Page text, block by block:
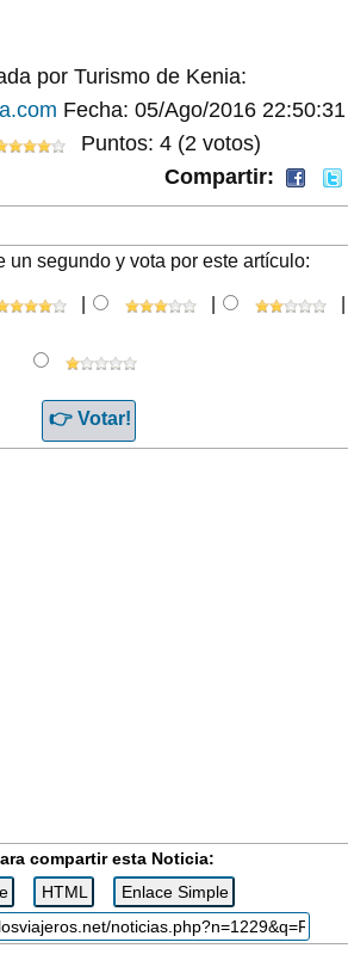
por Turismo de Kenia:
Fecha: 05/Ago/2016 22:50:31
Puntos: 4 (2 votos)
Compartir:
un segundo y vota por este artículo:
compartir esta Noticia: